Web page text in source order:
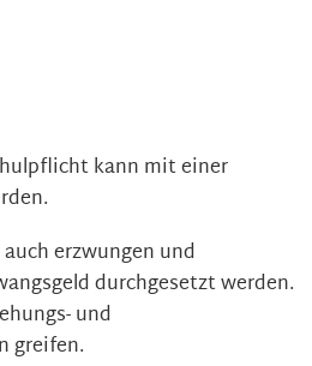
kann mit einer
erzwungen und
durchgesetzt werden.
und
greifen.